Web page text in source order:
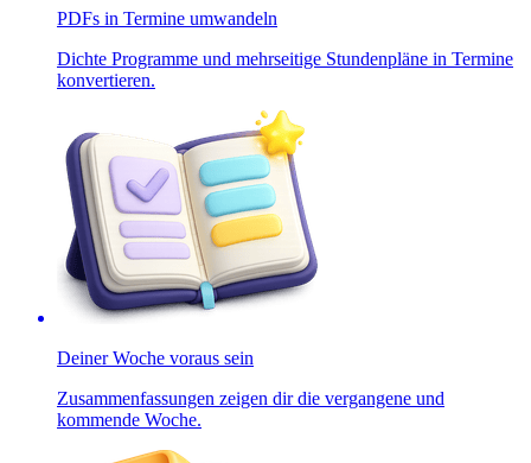
PDFs in Termine umwandeln
Dichte Programme und mehrseitige Stundenpläne in Termine
konvertieren.
Deiner Woche voraus sein
Zusammenfassungen zeigen dir die vergangene und
kommende Woche.